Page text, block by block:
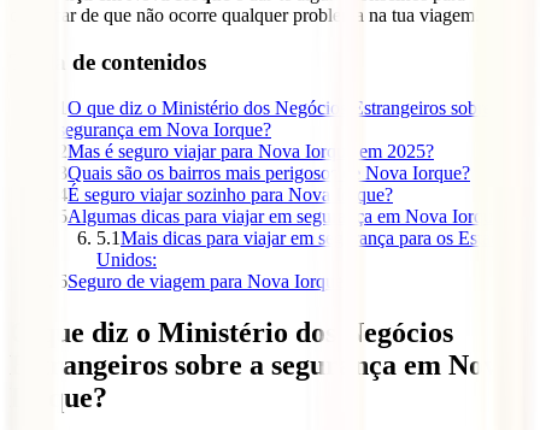
certificar de que não ocorre qualquer problema na tua viagem.
Tabla de contenidos
1O que diz o Ministério dos Negócios Estrangeiros sobre a
segurança em Nova Iorque?
2Mas é seguro viajar para Nova Iorque em 2025?
3Quais são os bairros mais perigosos de Nova Iorque?
4É seguro viajar sozinho para Nova Iorque?
5Algumas dicas para viajar em segurança em Nova Iorque:
5.1Mais dicas para viajar em segurança para os Estados
Unidos:
6Seguro de viagem para Nova Iorque
O que diz o Ministério dos Negócios
Estrangeiros sobre a segurança em Nova
Iorque?